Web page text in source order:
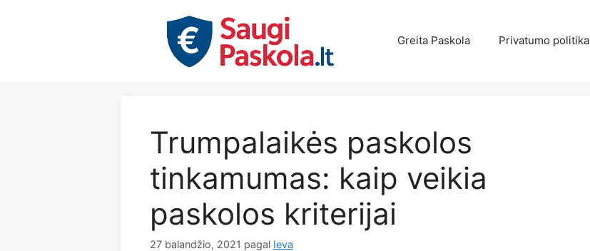
Greita Paskola Privatumo politika
Trumpalaikės paskolos
tinkamumas: kaip veikia
paskolos kriterijai
27 balandžio, 2021 pagal Ieva